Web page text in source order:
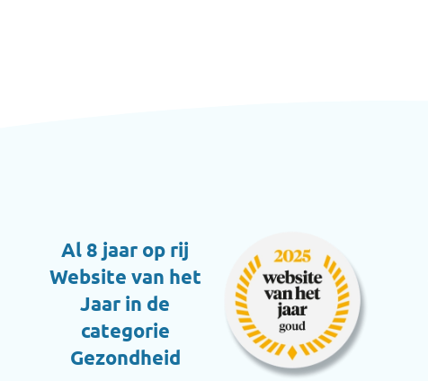
Al 8 jaar op rij
Website van het
Jaar in de
categorie
Gezondheid